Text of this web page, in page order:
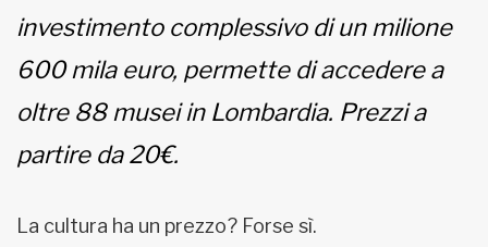
investimento complessivo di un milione
600 mila euro, permette di accedere a
oltre 88 musei in Lombardia. Prezzi a
partire da 20€.
La cultura ha un prezzo? Forse sì.